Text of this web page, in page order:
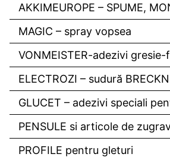
AKKIMEUROPE – SPUME,
MAGIC – spray vopsea
VONMEISTER-adezivi
ELECTROZI – sudură
GLUCET – adezivi speciali
PENSULE si articole de
PROFILE pentru gleturi